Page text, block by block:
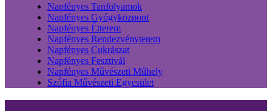
Napfényes Tanfolyamok
Napfényes Gyógyközpont
Napfényes Étterem
Napfényes Rendezvényterem
Napfényes Cukrászat
Napfényes Fesztivál
Napfényes Művészeti Műhely
Szófia Művészeti Egyesület